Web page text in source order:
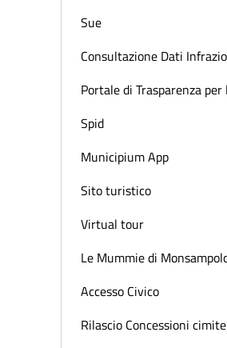
Sue
Consultazione Dati
Portale di Trasparenza
Spid
Municipium App
Sito turistico
Virtual tour
Le Mummie di
Accesso Civico
Rilascio Concessioni